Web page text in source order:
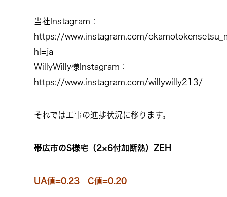
当社Instagram：
https://www.instagram.com/
hl=ja
WillyWilly様Instagram：
https://www.instagram.com/willywilly213/
それでは工事の進捗状況に移ります。
帯広市のS様宅（2×6付加断熱）ZEH
UA値=0.23 C値=0.20